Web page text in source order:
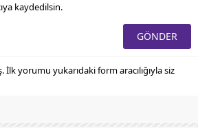
kaydedilsin.
İlk yorumu yukarıdaki form aracılığıyla siz